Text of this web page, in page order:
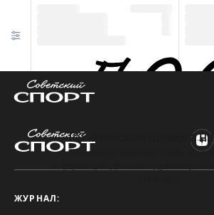
Техническая ошибка
Произошла ошибка. Чтобы
ЖУРНАЛ: